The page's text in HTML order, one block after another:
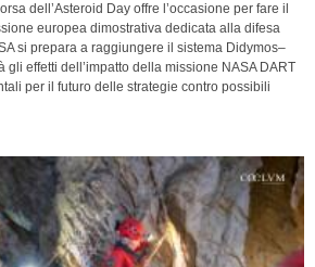
dell’Asteroid Day offre l’occasione per fare il
europea dimostrativa dedicata alla difesa
si prepara a raggiungere il sistema Didymos–
gli effetti dell’impatto della missione NASA DART
per il futuro delle strategie contro possibili